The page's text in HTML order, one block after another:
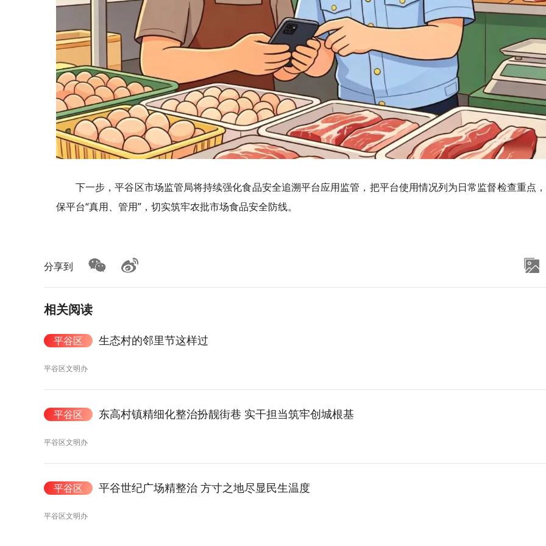
下一步，平谷区市场监管局将持续强化食品安全追溯平台应用监管，把平台使用情况列为日常监督检查重点
保平台“真用、管用”，切实筑牢农批市场食品安全防线。
分享到
相关阅读
平谷区 生态村的邻里节这样过
平谷区文明办
平谷区 东高村镇精细化整治扮靓街巷 实干担当筑牢创城根基​
平谷区文明办
平谷区 平谷世纪广场精整治 方寸之地尽显民生温度
平谷区文明办